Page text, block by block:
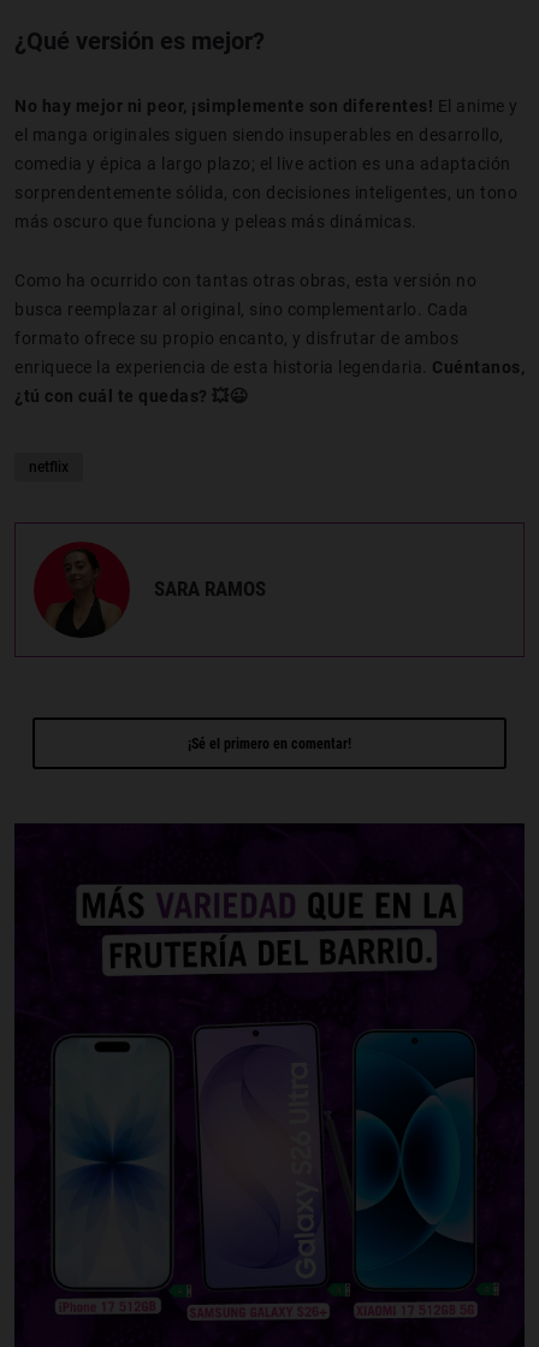
¿Qué versión es mejor?
No hay mejor ni peor, ¡simplemente son diferentes! El anime y
el manga originales siguen siendo insuperables en desarrollo,
comedia y épica a largo plazo; el live action es una adaptación
sorprendentemente sólida, con decisiones inteligentes, un tono
más oscuro que funciona y peleas más dinámicas.
Como ha ocurrido con tantas otras obras, esta versión no
busca reemplazar al original, sino complementarlo.
Cada
formato ofrece su propio encanto, y disfrutar de ambos
enriquece la experiencia de esta historia legendaria. Cuéntanos,
¿tú con cuál te quedas? 💥😉
netflix
SARA RAMOS
¡Sé el primero en comentar!